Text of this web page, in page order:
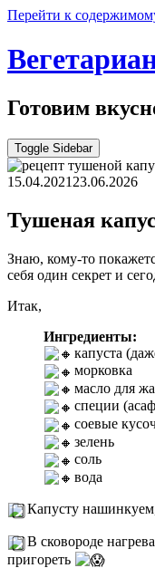
Перейти к
Готовим
Toggle Sidebar
15.04.2021 23.06.2026
Тушеная
Знаю, кому-то
себя один секрет и
Итак,
Ингредиенты:
капуста
морковка
масло для
специи
соевые
зелень
соль
вода
Капусту нашинкуем,
В сковороде
пригореть